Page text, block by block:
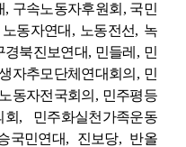
, 구속노동자후원회 , 국민
노동자연대 , 노동전선, 녹
경북진보연대, 민들레 , 민
자추모단체연대회의 , 민
동자전국회의 , 민주평등
회 , 민주화실천가족운동
국민연대, 진보당, 반올